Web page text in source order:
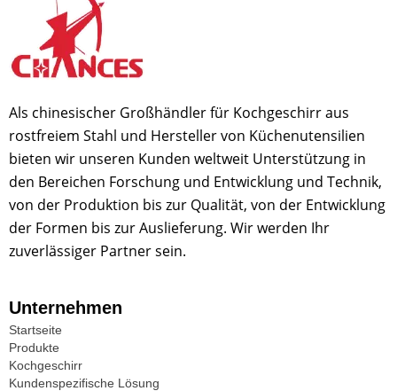
Als chinesischer Großhändler für Kochgeschirr aus
rostfreiem Stahl und Hersteller von Küchenutensilien
bieten wir unseren Kunden weltweit Unterstützung in
den Bereichen Forschung und Entwicklung und Technik,
von der Produktion bis zur Qualität, von der Entwicklung
der Formen bis zur Auslieferung. Wir werden Ihr
zuverlässiger Partner sein.
Unternehmen
Startseite
Produkte
Kochgeschirr
Kundenspezifische Lösung